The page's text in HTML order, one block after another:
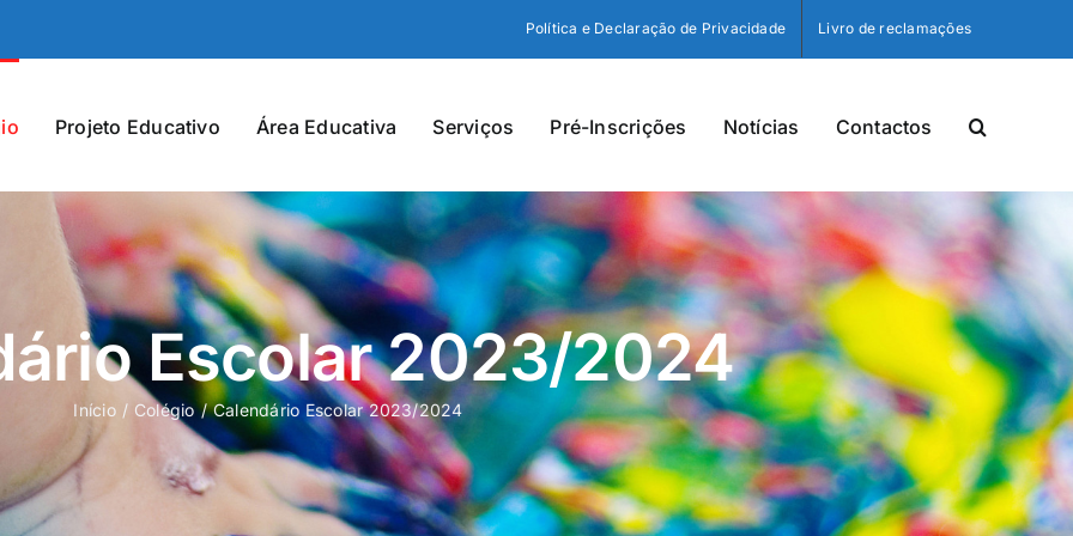
Política e Declaração de Privacidade Livro de reclamações
Projeto Educativo Área Educativa Serviços Pré-Inscrições Notícias Contactos
Escolar 2023/2024
Início Colégio Calendário Escolar 2023/2024